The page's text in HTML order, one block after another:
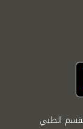
الطبي